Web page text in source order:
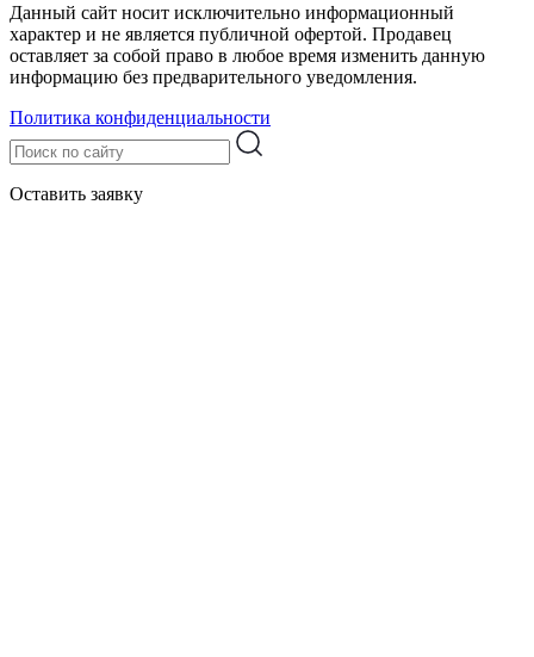
Данный сайт носит исключительно информационный
характер и не является публичной офертой. Продавец
оставляет за собой право в любое время изменить данную
информацию без предварительного уведомления.
Политика конфиденциальности
Оставить заявку